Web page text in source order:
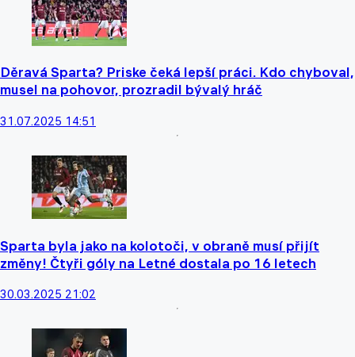
Děravá Sparta? Priske čeká lepší práci. Kdo chyboval,
musel na pohovor, prozradil bývalý hráč
31.07.2025 14:51
Sparta byla jako na kolotoči, v obraně musí přijít
změny! Čtyři góly na Letné dostala po 16 letech
30.03.2025 21:02